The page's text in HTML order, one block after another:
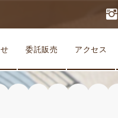
委託販売 アクセス